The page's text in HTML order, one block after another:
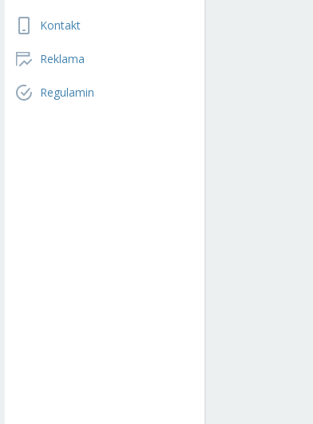
Kontakt
Reklama
Regulamin